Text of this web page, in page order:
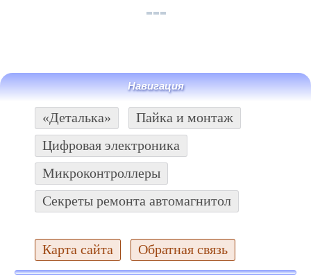
Навигация
«Деталька»
Пайка и монтаж
Цифровая электроника
Микроконтроллеры
Секреты ремонта автомагнитол
Карта сайта Обратная связь